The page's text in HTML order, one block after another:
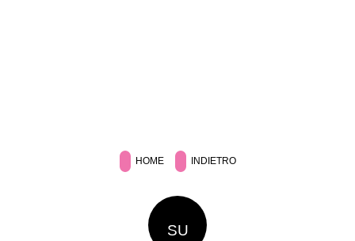
HOME INDIETRO
SU